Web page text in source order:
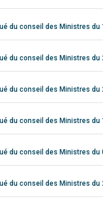
du conseil des Ministres du
du conseil des Ministres du
du conseil des Ministres du
du conseil des Ministres du
du conseil des Ministres du
du conseil des Ministres du